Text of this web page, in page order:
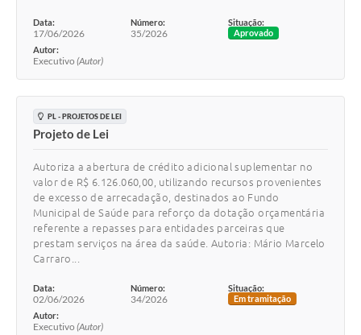
Data:
17/06/2026
Número:
35/2026
Situação:
Aprovado
Autor:
Executivo (Autor)
PL - PROJETOS DE LEI
Projeto de Lei
Autoriza a abertura de crédito adicional suplementar no
valor de R$ 6.126.060,00, utilizando recursos provenientes
de excesso de arrecadação, destinados ao Fundo
Municipal de Saúde para reforço da dotação orçamentária
referente a repasses para entidades parceiras que
prestam serviços na área da saúde. Autoria: Mário Marcelo
Carraro...
Data:
02/06/2026
Número:
34/2026
Situação:
Em tramitação
Autor:
Executivo (Autor)